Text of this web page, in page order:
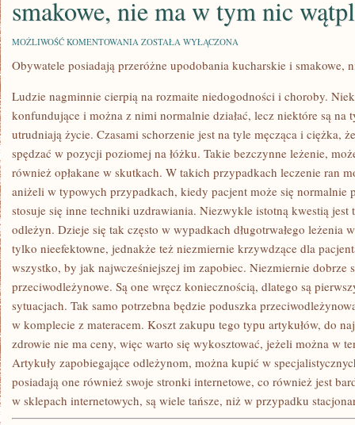
smakowe, nie ma w tym nic
MOŻLIWOŚĆ KOMENTOWANIA OBYWATELE
RÓŻNE
I
SMAKOWE,
MA
TYM
NIC
ZOSTAŁA WYŁĄCZONA
Obywatele posiadają przeróżne upodobania kucharskie i smakowe,
Ludzie nagminnie cierpią na rozmaite niedogodności i choroby.
konfundujące i można z nimi normalnie działać, lecz niektóre są na
utrudniają życie. Czasami schorzenie jest na tyle męcząca i ciężka,
spędzać w pozycji poziomej na łóżku. Takie bezczynne leżenie,
również opłakane w skutkach. W takich przypadkach leczenie ran
aniżeli w typowych przypadkach, kiedy pacjent może się normalnie
stosuje się inne techniki uzdrawiania. Niezwykle istotną kwestią jest
odleżyn. Dzieje się tak często w wypadkach długotrwałego leżenia
tylko nieefektowne, jednakże też niezmiernie krzywdzące dla
wszystko, by jak najwcześniejszej im zapobiec. Niezmiernie dobrze
przeciwodleżynowe. Są one wręcz koniecznością, dlatego są
sytuacjach. Tak samo potrzebna będzie poduszka
w komplecie z materacem. Koszt zakupu tego typu artykułów, do
zdrowie nie ma ceny, więc warto się wykosztować, jeżeli można w
Artykuły zapobiegające odleżynom, można kupić w
posiadają one również swoje stronki internetowe, co również jest
w sklepach internetowych, są wiele tańsze, niż w przypadku